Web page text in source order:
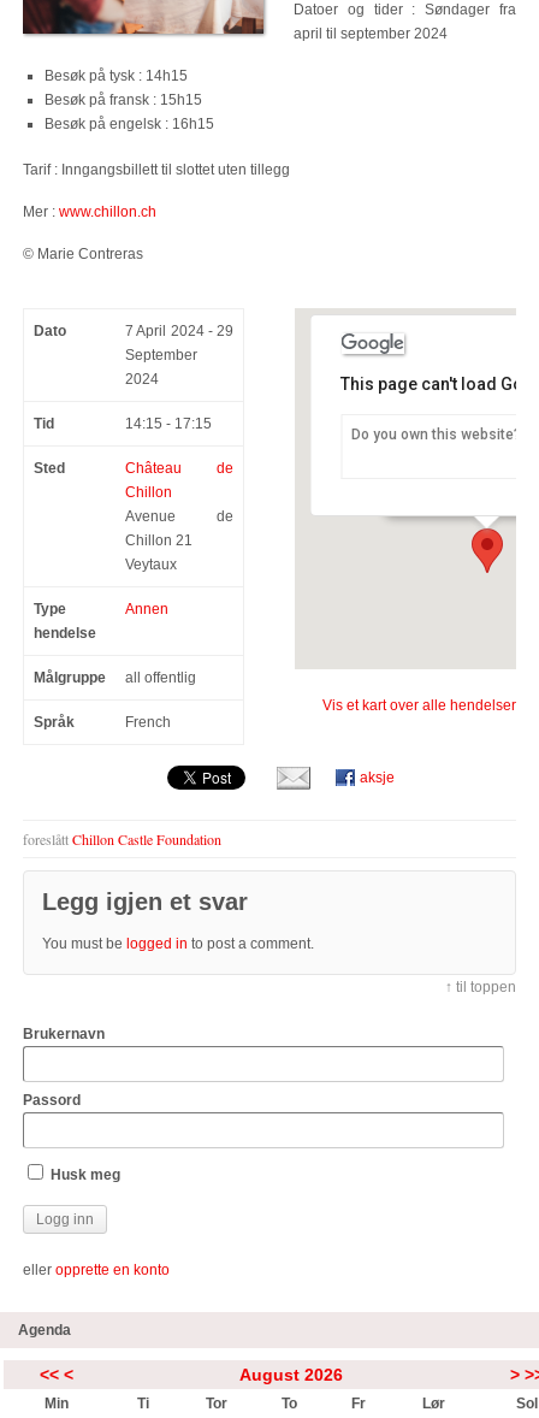
Datoer og tider : Søndager fra
april til september 2024
Besøk på tysk : 14h15
Besøk på fransk : 15h15
Besøk på engelsk : 16h15
Tarif : Inngangsbillett til slottet uten tillegg
Mer : www.chillon.ch
© Marie Contreras
Dato
7 April 2024 - 29
September
2024
Tid 14:15 - 17:15
Sted
Château de
Chillon
Avenue de
Chillon 21
Veytaux
Type
hendelse
Annen
Målgruppe all offentlig
Språk French
This page can't load
Do you own this website?
Vis et kart over alle hendelser
aksje
foreslåttChillon Castle Foundation
Legg igjen et svar
You must be logged in to post a comment.
↑ til toppen
Brukernavn
Passord
Husk meg
eller opprette en konto
Agenda
<< < August 2026 >
Min Ti Tor To Fr Lør Sol